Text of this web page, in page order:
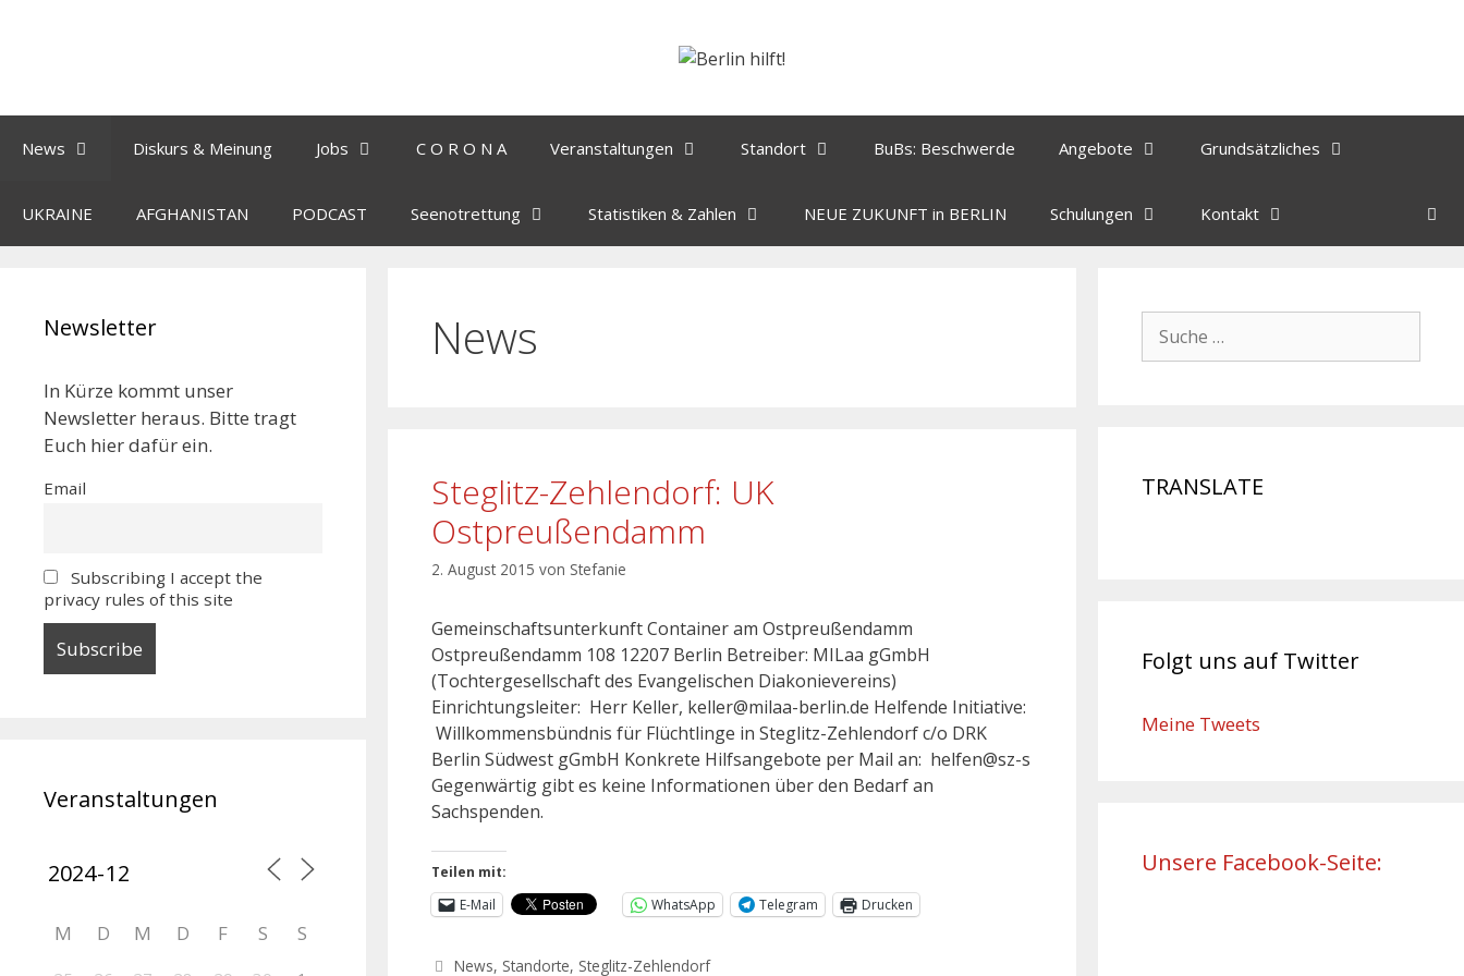
News Diskurs & Meinung Jobs C O R O N A Veranstaltungen Standort BuBs: Beschwerde Angebote Grundsätzliches
UKRAINE AFGHANISTAN PODCAST Seenotrettung Statistiken & Zahlen NEUE ZUKUNFT in BERLIN Schulungen Kontakt
News
Steglitz-Zehlendorf: UK
Ostpreußendamm
2. August 2015 von Stefanie
Gemeinschaftsunterkunft Container am Ostpreußendamm
Ostpreußendamm 108 12207 Berlin Betreiber: MILaa gGmbH
(Tochtergesellschaft des Evangelischen Diakonievereins)
Einrichtungsleiter: Herr Keller, keller@milaa-berlin.de Helfende Initiative:
Willkommensbündnis für Flüchtlinge in Steglitz-Zehlendorf c/o DRK
Berlin Südwest gGmbH Konkrete Hilfsangebote per Mail an: helfen@sz-s
Gegenwärtig gibt es keine Informationen über den Bedarf an
Sachspenden.
Teilen mit:
E-Mail
WhatsApp Telegram Drucken
News, Standorte, Steglitz-Zehlendorf
Newsletter
In Kürze kommt unser
Newsletter heraus. Bitte tragt
Euch hier dafür ein.
Email
Subscribing I accept the
privacy rules of this site
Veranstaltungen
M D M D F S S
TRANSLATE
Folgt uns auf Twitter
Meine Tweets
Unsere Facebook-Seite: